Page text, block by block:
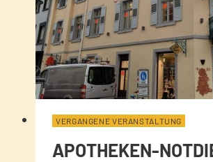
VERGANGENE VERANSTALTUNG
APOTHEKEN-